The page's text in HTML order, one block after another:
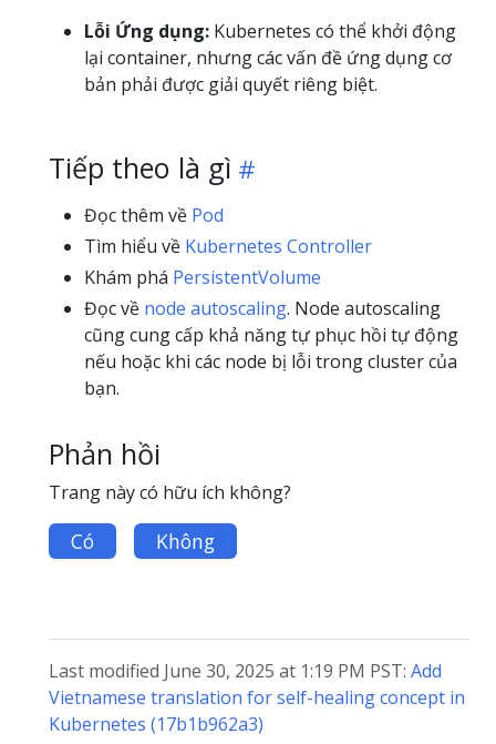
Lỗi Ứng dụng: Kubernetes có thể khởi động
lại container, nhưng các vấn đề ứng dụng cơ
bản phải được giải quyết riêng biệt.
Tiếp theo là gì
Đọc thêm về Pod
Tìm hiểu về Kubernetes Controller
Khám phá PersistentVolume
Đọc về node autoscaling. Node autoscaling
cũng cung cấp khả năng tự phục hồi tự động
nếu hoặc khi các node bị lỗi trong cluster của
bạn.
Phản hồi
Trang này có hữu ích không?
Có Không
Last modified June 30, 2025 at 1:19 PM PST: Add
Vietnamese translation for self-healing concept in
Kubernetes (17b1b962a3)